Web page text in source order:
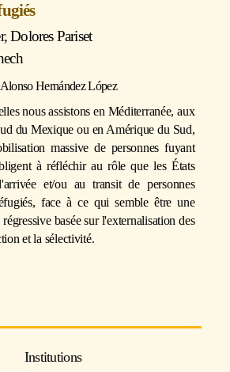
,Dolores Pariset
Hernández López
nous assistons en Méditerranée, aux
du Mexique ou en Amérique du Sud,
massive de personnes fuyant
à réfléchir au rôle que les États
et/ou au transit de personnes
face à ce qui semble être une
basée sur l'externalisation des
et la sélectivité.
Institutions